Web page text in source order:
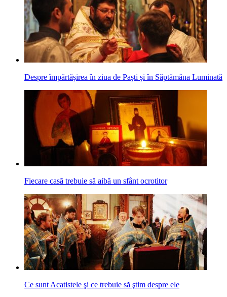
Despre împărtăşirea în ziua de Paşti şi în Săptămâna Luminată
Fiecare casă trebuie să aibă un sfânt ocrotitor
Ce sunt Acatistele şi ce trebuie să ştim despre ele